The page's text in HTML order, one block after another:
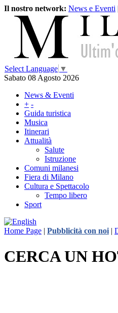
Il nostro network: News e Eventi
Select Language ▼
Sabato 08 Agosto 2026
News & Eventi
+ -
Guida turistica
Musica
Itinerari
Attualità
Salute
Istruzione
Comuni milanesi
Fiera di Milano
Cultura e Spettacolo
Tempo libero
Sport
Home Page | Pubblicità con noi |
CERCA UN